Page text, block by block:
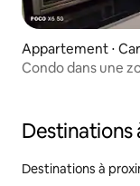
Appartement ⋅
Condo dans une
Destinations
Destinations à